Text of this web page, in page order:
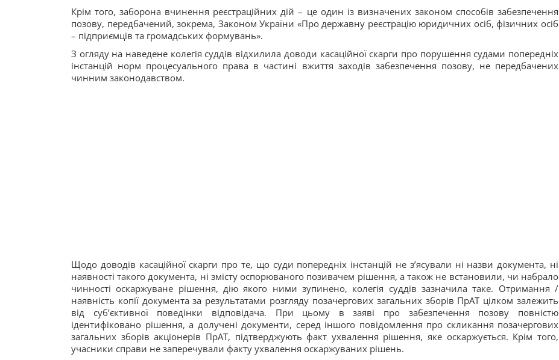
Крім того, заборона вчинення реєстраційних дій – це один із визначених законом способів забезпечення
позову, передбачений, зокрема, Законом України «Про державну реєстрацію юридичних осіб, фізичних осіб
– підприємців та громадських формувань».
З огляду на наведене колегія суддів відхилила доводи касаційної скарги про порушення судами попередніх
інстанцій норм процесуального права в частині вжиття заходів забезпечення позову, не передбачених
чинним законодавством.
Щодо доводів касаційної скарги про те, що суди попередніх інстанцій не з’ясували ні назви документа, ні
наявності такого документа, ні змісту оспорюваного позивачем рішення, а також не встановили, чи набрало
чинності оскаржуване рішення, дію якого ними зупинено, колегія суддів зазначила таке. Отримання /
наявність копії документа за результатами розгляду позачергових загальних зборів ПрАТ цілком залежить
від суб’єктивної поведінки відповідача. При цьому в заяві про забезпечення позову повністю
ідентифіковано рішення, а долучені документи, серед іншого повідомлення про скликання позачергових
загальних зборів акціонерів ПрАТ, підтверджують факт ухвалення рішення, яке оскаржується. Крім того,
учасники справи не заперечували факту ухвалення оскаржуваних рішень.